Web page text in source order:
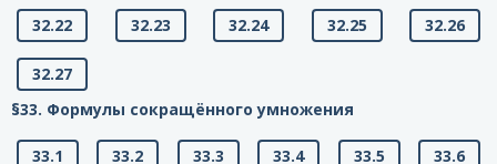
32.22 32.23 32.24 32.25 32.26
32.27
§33. Формулы сокращённого умножения
33.1 33.2 33.3 33.4 33.5 33.6